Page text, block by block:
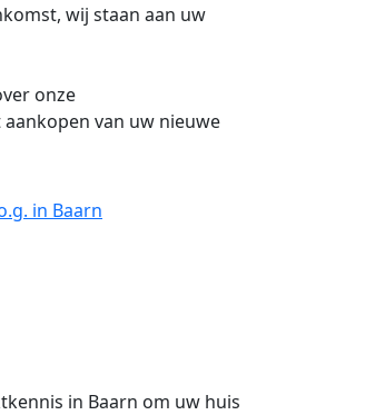
wij staan aan uw
onze
van uw nieuwe
in Baarn
in Baarn om uw huis